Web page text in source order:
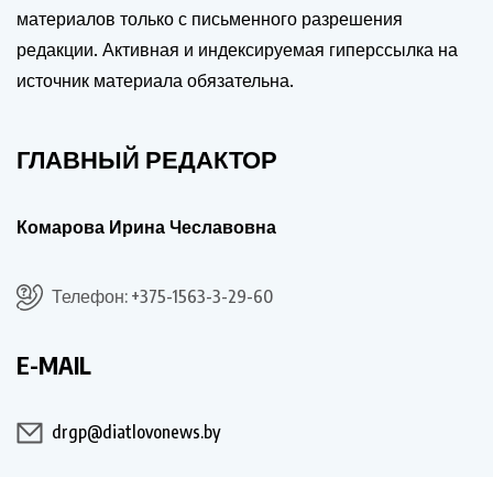
материалов только с письменного разрешения
редакции. Активная и индексируемая гиперссылка на
источник материала обязательна.
ГЛАВНЫЙ РЕДАКТОР
Комарова Ирина Чеславовна
Телефон: +375-1563-3-29-60
E-MAIL
drgp@diatlovonews.by